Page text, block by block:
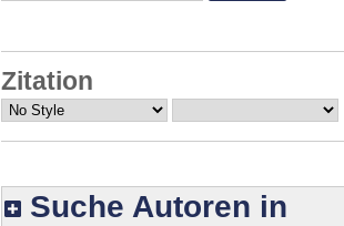
Zitation
Suche Autoren in